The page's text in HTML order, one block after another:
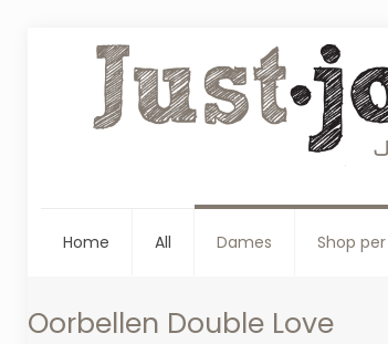
Home All Dames Shop
Oorbellen Double Love